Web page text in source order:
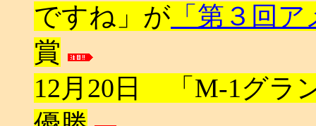
ですね」が 「第３回
賞
12月20日 「M-1グラ